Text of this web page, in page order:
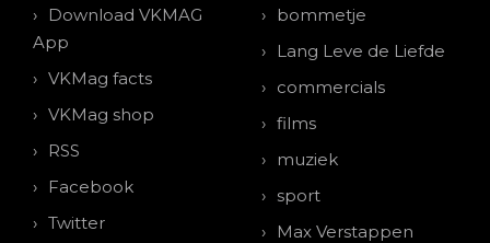
Download VKMAG
App
VKMag facts
VKMag shop
RSS
Facebook
Twitter
bommetje
Lang Leve de Liefde
commercials
films
muziek
sport
Max Verstappen